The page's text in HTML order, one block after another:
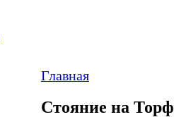
Главная
Стояние на